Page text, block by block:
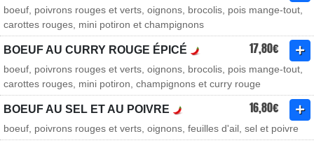
boeuf, poivrons rouges et verts, oignons, brocolis, pois mange-tout,
carottes rouges, mini potiron et champignons
BOEUF AU CURRY ROUGE ÉPICÉ 17,80€
boeuf, poivrons rouges et verts, oignons, brocolis, pois mange-tout,
carottes rouges, mini potiron, champignons et curry rouge
BOEUF AU SEL ET AU POIVRE 16,80€
boeuf, poivrons rouges et verts, oignons, feuilles d'ail, sel et poivre